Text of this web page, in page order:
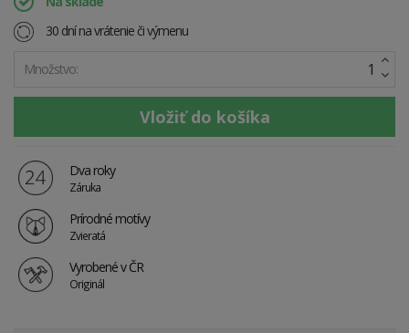
30 dní na vrátenie či výmenu
Množstvo:
Dva roky
Záruka
Prírodné motívy
Zvieratá
Vyrobené v ČR
Originál